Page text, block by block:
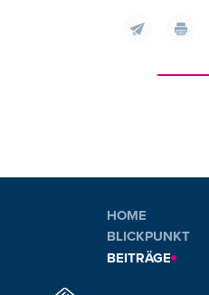
HOME
BLICKPUNKT
BEITRÄGE